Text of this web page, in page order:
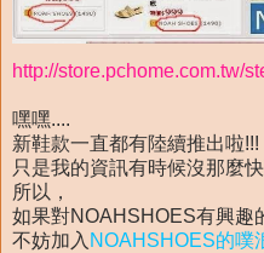
http://store.pchome.com.tw/
嘿嘿....
新鞋款一直都有陸續推出啦!!!
只是我的資訊有時候沒那麼快
所以，
如果對NOAHSHOES有興趣
不妨加入 NOAHSHOES的噗